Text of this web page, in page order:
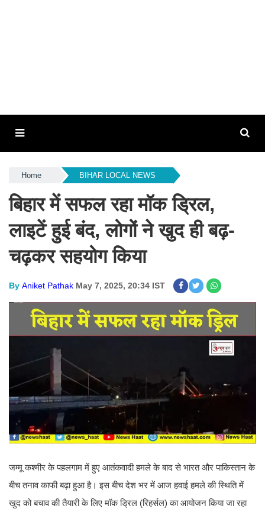
Home BIHAR LOCAL NEWS
बिहार में सफल रहा मॉक ड्रिल,
लाइटें हुई बंद, लोगों ने खुद ही बढ़-
चढ़कर सहयोग किया
By Aniket Pathak May 7, 2025, 20:34 IST
जम्मू कश्मीर के पहलगाम में हुए आतंकवादी हमले के बाद से भारत और पाकिस्तान के
बीच तनाव काफी बढ़ा हुआ है। इस बीच देश भर में आज हवाई हमले की स्थिति में
खुद को बचाव की तैयारी के लिए मॉक ड्रिल (रिहर्सल) का आयोजन किया जा रहा